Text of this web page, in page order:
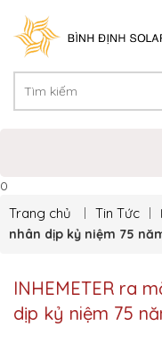
0
Trang chủ Tin Tức
nhân dịp kỷ niệm 75
INHEMETER ra
dịp kỷ niệm 75